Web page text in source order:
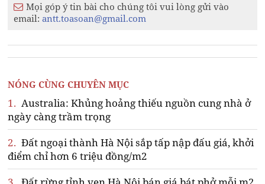
Mọi góp ý tin bài cho chúng tôi vui lòng gửi vào
email:antt.toasoan@gmail.com
NÓNG CÙNG CHUYÊN MỤC
1. Australia: Khủng hoảng thiếu nguồn cung nhà ở
ngày càng trầm trọng
2. Đất ngoại thành Hà Nội sắp tấp nập đấu giá, khởi
điểm chỉ hơn 6 triệu đồng/m2